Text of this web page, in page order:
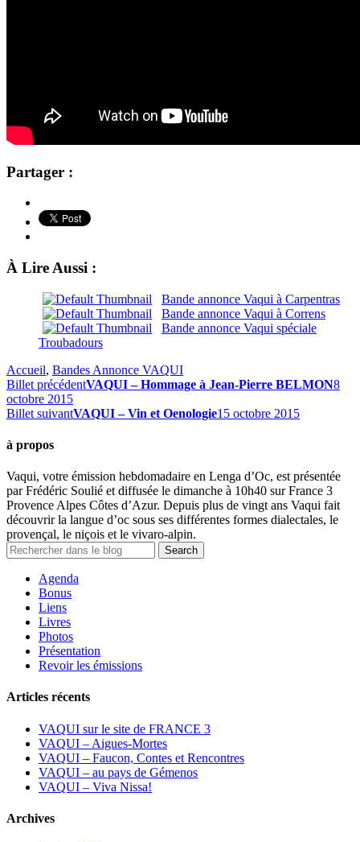
Partager :
À Lire Aussi :
Bande annonce Vaqui à Carpentras
Bande annonce Vaqui à Correns
Bande annonce Vaqui spéciale
Troubadours
Accueil, Bandes Annonce VAQUI
Billet précédentVAQUI – Hommage à Jean-Pierre BELMON8
octobre 2015
Billet suivantVAQUI – Vin et Oenologie15 octobre 2015
à propos
Vaqui, votre émission hebdomadaire en Lenga d’Oc, est présentée
par Frédéric Soulié et diffusée le dimanche à 10h40 sur France 3
Provence Alpes Côtes d’Azur. Depuis plus de vingt ans Vaqui fait
découvrir la langue d’oc sous ses différentes formes dialectales, le
provençal, le niçois et le vivaro-alpin.
Agenda
Bonus
Liens
Livres
Photos
Présentation
Revoir les émissions
Articles récents
VAQUI sur le site de FRANCE 3
VAQUI – Aigues-Mortes
VAQUI – Faucon, Contes et Rencontres
VAQUI – au pays de Gémenos
VAQUI – Viva Nissa!
Archives